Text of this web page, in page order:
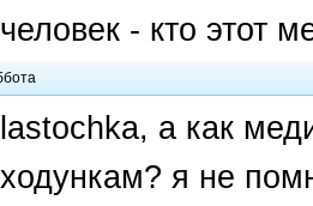
человек - кто этот
lastochka, а как
ходункам? я не